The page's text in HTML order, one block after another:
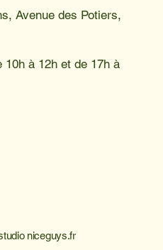
Avenue des Potiers,
10h à 12h et de 17h à
niceguys.fr